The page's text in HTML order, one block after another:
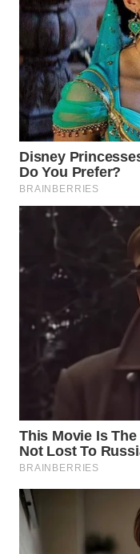
WN
PAKPAK
WN
KARAWANG
WN
BEKASI
BOGOR
DEPOK
WN
TAPANULI
UTARA
WN
PADANG
LAWAS